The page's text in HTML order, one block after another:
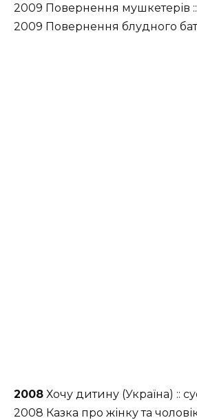
2009 Повернення мушкетерів
2009 Повернення блудного
2008 Хочу дитину (Україна) ::
2008 Казка про жінку та